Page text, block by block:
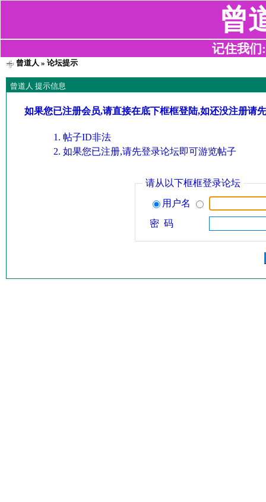
曾
记住我们
曾道人 » 论坛提示
曾道人 提示信息
如果您已注册会员,请直接在底下框框登陆,如还没注册请
帖子ID非法
如果您已注册,请先登录论坛即可游览帖子
请从以下框框登录论坛
用户名
密 码